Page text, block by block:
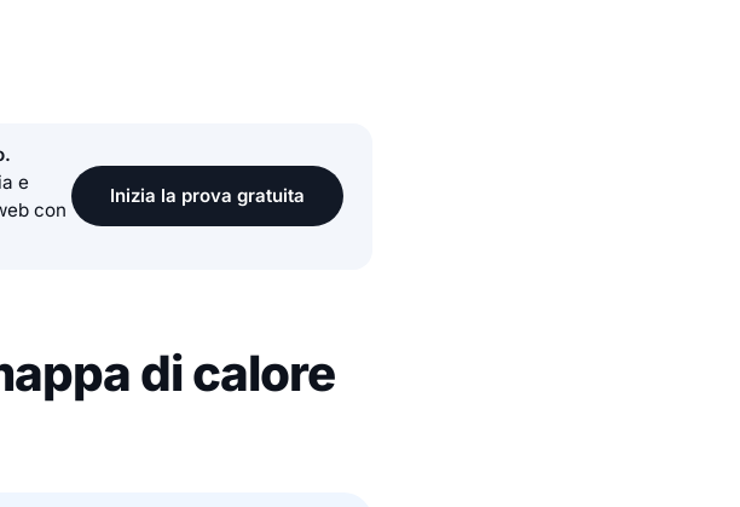
e
con
Inizia la prova gratuita
di calore